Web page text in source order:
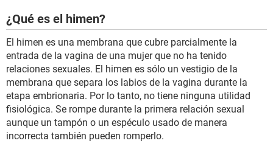
¿Qué es el himen?
El himen es una membrana que cubre parcialmente la
entrada de la vagina de una mujer que no ha tenido
relaciones sexuales. El himen es sólo un vestigio de la
membrana que separa los labios de la vagina durante la
etapa embrionaria. Por lo tanto, no tiene ninguna utilidad
fisiológica. Se rompe durante la primera relación sexual
aunque un tampón o un espéculo usado de manera
incorrecta también pueden romperlo.